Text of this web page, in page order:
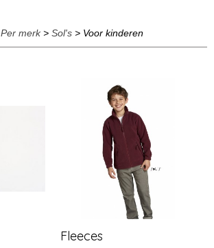
Per merk> Sol's > Voor kinderen
Fleeces